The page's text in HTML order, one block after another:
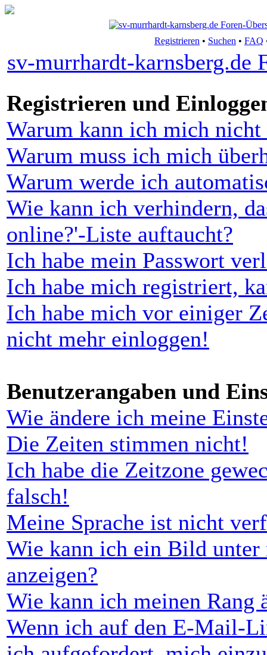
Registrieren • Suchen • FAQ
sv-murrhardt-karnsberg.de
Registrieren und
Warum kann ich mich nicht
Warum muss ich mich
Warum werde ich
Wie kann ich verhindern,
online?'-Liste auftaucht?
Ich habe mein Passwort
Ich habe mich registriert,
Ich habe mich vor einiger
nicht mehr einloggen!
Benutzerangaben und
Wie ändere ich meine
Die Zeiten stimmen nicht!
Ich habe die Zeitzone
falsch!
Meine Sprache ist nicht
Wie kann ich ein Bild unter
anzeigen?
Wie kann ich meinen Rang
Wenn ich auf den E-Mail-